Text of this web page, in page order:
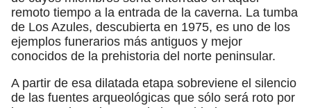
remoto tiempo a la entrada de la caverna. La tumba
de Los Azules, descubierta en 1975, es uno de los
ejemplos funerarios más antiguos y mejor
conocidos de la prehistoria del norte peninsular.
A partir de esa dilatada etapa sobreviene el silencio
de las fuentes arqueológicas que sólo será roto por